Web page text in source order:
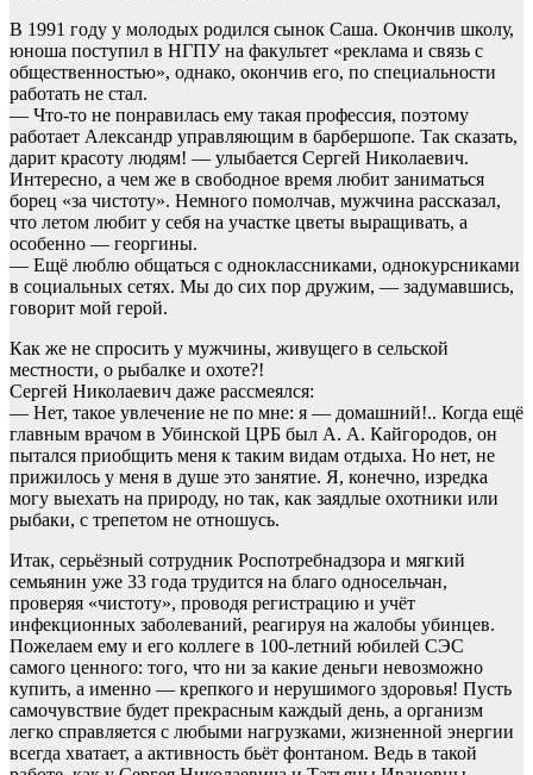
В 1991 году у молодых родился сынок Саша. Окончив школу,
юноша поступил в НГПУ на факультет «реклама и связь с
общественностью», однако, окончив его, по специальности
работать не стал.
— Что-то не понравилась ему такая профессия, поэтому
работает Александр управляющим в барбершопе. Так сказать,
дарит красоту людям! — улыбается Сергей Николаевич.
Интересно, а чем же в свободное время любит заниматься
борец «за чистоту». Немного помолчав, мужчина рассказал,
что летом любит у себя на участке цветы выращивать, а
особенно — георгины.
— Ещё люблю общаться с одноклассниками, однокурсниками
в социальных сетях. Мы до сих пор дружим, — задумавшись,
говорит мой герой.
Как же не спросить у мужчины, живущего в сельской
местности, о рыбалке и охоте?!
Сергей Николаевич даже рассмеялся:
— Нет, такое увлечение не по мне: я — домашний!.. Когда ещё
главным врачом в Убинской ЦРБ был А. А. Кайгородов, он
пытался приобщить меня к таким видам отдыха. Но нет, не
прижилось у меня в душе это занятие. Я, конечно, изредка
могу выехать на природу, но так, как заядлые охотники или
рыбаки, с трепетом не отношусь.
Итак, серьёзный сотрудник Роспотребнадзора и мягкий
семьянин уже 33 года трудится на благо односельчан,
проверяя «чистоту», проводя регистрацию и учёт
инфекционных заболеваний, реагируя на жалобы убинцев.
Пожелаем ему и его коллеге в 100-летний юбилей СЭС
самого ценного: того, что ни за какие деньги невозможно
купить, а именно — крепкого и нерушимого здоровья! Пусть
самочувствие будет прекрасным каждый день, а организм
легко справляется с любыми нагрузками, жизненной энергии
всегда хватает, а активность бьёт фонтаном. Ведь в такой